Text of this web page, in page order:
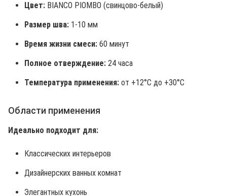
Цвет: BIANCO PIOMBO (свинцово-белый)
Размер шва: 1-10 мм
Время жизни смеси: 60 минут
Полное отверждение: 24 часа
Температура применения: от +12°C до +30°C
Области применения
Идеально подходит для:
Классических интерьеров
Дизайнерских ванных комнат
Элегантных кухонь